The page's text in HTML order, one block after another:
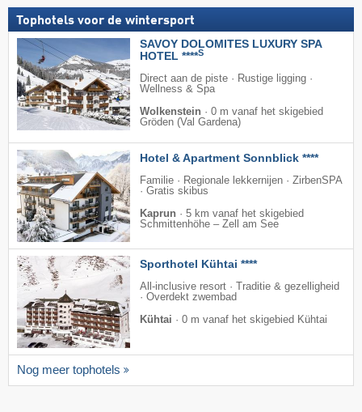
Tophotels voor de wintersport
SAVOY DOLOMITES LUXURY SPA
HOTEL ****S
Direct aan de piste · Rustige ligging ·
Wellness & Spa
Wolkenstein · 0 m vanaf het skigebied
Gröden (Val Gardena)
Hotel & Apartment Sonnblick ****
Familie · Regionale lekkernijen · ZirbenSPA
· Gratis skibus
Kaprun · 5 km vanaf het skigebied
Schmittenhöhe – Zell am See
Sporthotel Kühtai ****
All-inclusive resort · Traditie & gezelligheid
· Overdekt zwembad
Kühtai · 0 m vanaf het skigebied Kühtai
Nog meer tophotels